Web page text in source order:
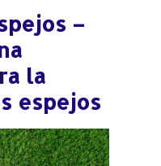
–
la
espejos